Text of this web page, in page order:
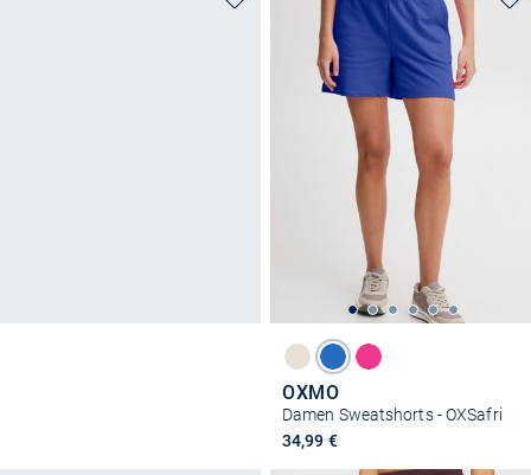
OXMO
Damen Sweatshorts - OXSafri
34,99 €